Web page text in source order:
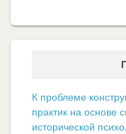
К проблеме
практик на основе
исторической